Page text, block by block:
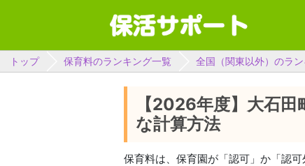
トップ 保育料のランキング一覧 全国（関東以外）のラ
【2026年度】大石
な計算方法
保育料は、保育園が「認可」か「認